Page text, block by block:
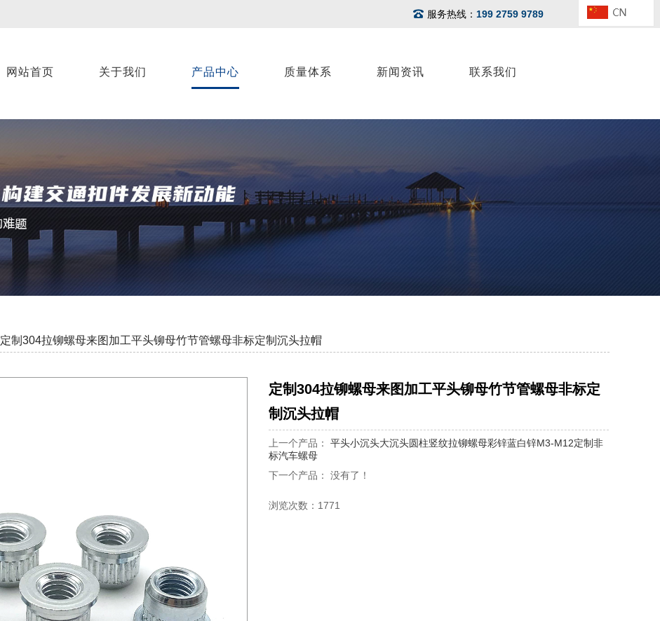
服务热线： 199 2759 9789
网站首页 关于我们 产品中心 质量体系 新闻资讯 联系我们
定制304拉铆螺母来图加工平头铆母竹节管螺母非标定制沉头拉帽
定制304拉铆螺母来图加工平头铆母竹节管螺母非标定
制沉头拉帽
上一个产品： 平头小沉头大沉头圆柱竖纹拉铆螺母彩锌蓝白锌M3-M12定制非
标汽车螺母
下一个产品： 没有了！
浏览次数：1771